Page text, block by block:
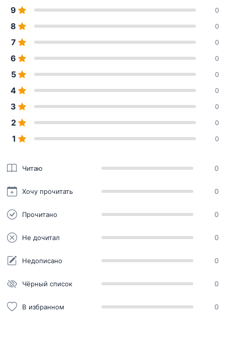
9 0
8 0
7 0
6 0
5 0
4 0
3 0
2 0
1 0
Читаю 0
Хочу прочитать 0
Прочитано 0
Не дочитал 0
Недописано 0
Чёрный список 0
В избранном 0